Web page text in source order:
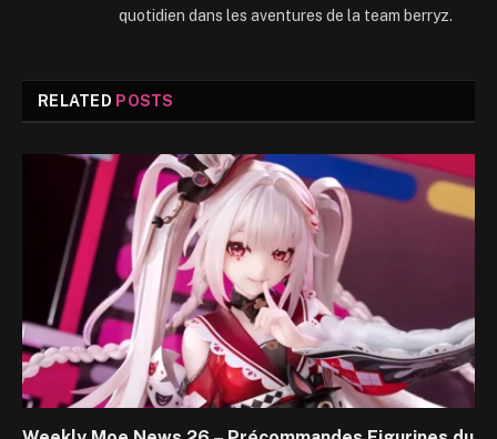
quotidien dans les aventures de la team berryz.
RELATED POSTS